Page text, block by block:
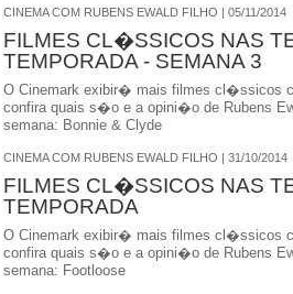
CINEMA COM RUBENS EWALD FILHO | 05/11/2014
FILMES CL�SSICOS NAS
TEMPORADA - SEMANA 3
O Cinemark exibir� mais filmes cl�ssicos
confira quais s�o e a opini�o de Rubens
semana: Bonnie & Clyde
CINEMA COM RUBENS EWALD FILHO | 31/10/2014
FILMES CL�SSICOS NAS
TEMPORADA
O Cinemark exibir� mais filmes cl�ssicos
confira quais s�o e a opini�o de Rubens
semana: Footloose